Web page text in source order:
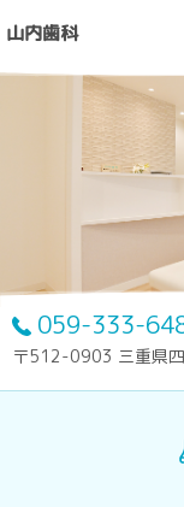
山内歯科
059-333-
〒512-0903 三重県